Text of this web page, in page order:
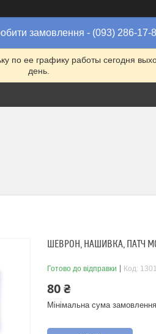
замовлення - (093) 286-17-
по ее графику работы сегодня
день.
ШЕВРОН, НАШИВКА, ПАТЧ
Готово до відправки Код:
80 ₴
Мінімальна сума